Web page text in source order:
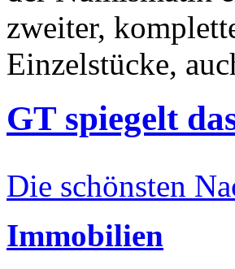
zweiter,
Einzelstücke,
GT spiegelt
Die schönsten
Immobilien